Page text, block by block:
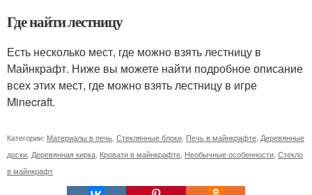
Где найти лестницу
Есть несколько мест, где можно взять лестницу в
Майнкрафт. Ниже вы можете найти подробное описание
всех этих мест, где можно взять лестницу в игре
Minecraft.
Категории: Материалы в печь Стеклянные блоки Печь в майнкрафте Деревянные
доски Деревянная кирка Кровати в майнкрафте Необычные особенности Стекло
в майнкрафт